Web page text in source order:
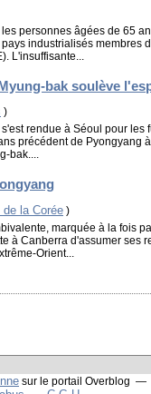
personnes âgées de 65
industrialisés membres
L'insuffisante...
bak soulève
)
rendue à Séoul pour
précédent de Pyongyang
bak....
la Corée )
marquée à la fois
à Canberra d'assumer ses
Orient...
sur le portail Overblog